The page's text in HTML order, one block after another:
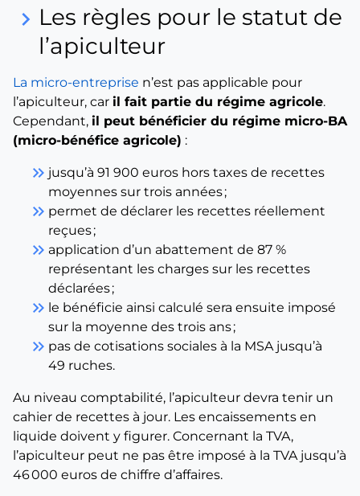
keyboard_arrow_right Les règles pour le statut de
l’apiculteur
La micro-entreprise n’est pas applicable pour
l’apiculteur, car il fait partie du régime agricole.
Cependant, il peut bénéficier du régime micro-BA
(micro-bénéfice agricole) :
keyboard_double_arrow_right jusqu’à 91 900 euros hors taxes de recettes
moyennes sur trois années ;
keyboard_double_arrow_right permet de déclarer les recettes réellement
reçues ;
keyboard_double_arrow_right application d’un abattement de 87 %
représentant les charges sur les recettes
déclarées ;
keyboard_double_arrow_right le bénéficie ainsi calculé sera ensuite imposé
sur la moyenne des trois ans ;
keyboard_double_arrow_right pas de cotisations sociales à la MSA jusqu’à
49 ruches.
Au niveau comptabilité, l’apiculteur devra tenir un
cahier de recettes à jour. Les encaissements en
liquide doivent y figurer. Concernant la TVA,
l’apiculteur peut ne pas être imposé à la TVA jusqu’à
46 000 euros de chiffre d’affaires.